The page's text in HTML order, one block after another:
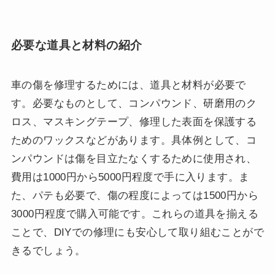
必要な道具と材料の紹介
車の傷を修理するためには、道具と材料が必要で
す。必要なものとして、コンパウンド、研磨用のク
ロス、マスキングテープ、修理した表面を保護する
ためのワックスなどがあります。具体例として、コ
ンパウンドは傷を目立たなくするために使用され、
費用は1000円から5000円程度で手に入ります。ま
た、パテも必要で、傷の程度によっては1500円から
3000円程度で購入可能です。これらの道具を揃える
ことで、DIYでの修理にも安心して取り組むことがで
きるでしょう。